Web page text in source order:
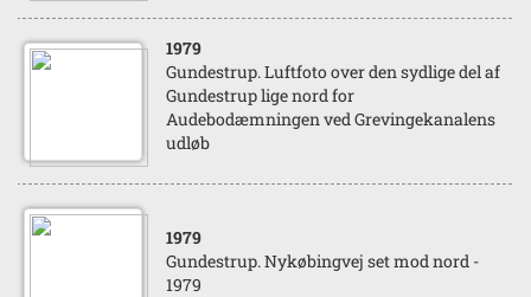
1979
Gundestrup. Luftfoto over den sydlige del af
Gundestrup lige nord for
Audebodæmningen ved Grevingekanalens
udløb
1979
Gundestrup. Nykøbingvej set mod nord -
1979